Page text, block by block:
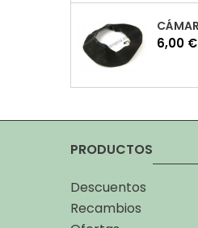
Precio
6,00 €
PRODUCTOS
Descuentos
Recambios